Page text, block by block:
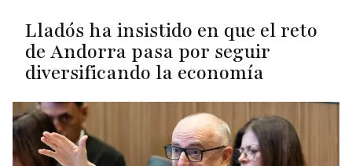
Lladós ha insistido en que el reto
de Andorra pasa por seguir
diversificando la economía